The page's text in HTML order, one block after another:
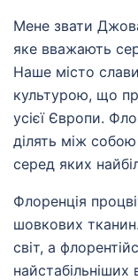
Мене звати
яке вважають
Наше місто
культурою, що
усієї Європи.
ділять між
серед яких
Флоренція
шовкових
світ, а
найстабільніших